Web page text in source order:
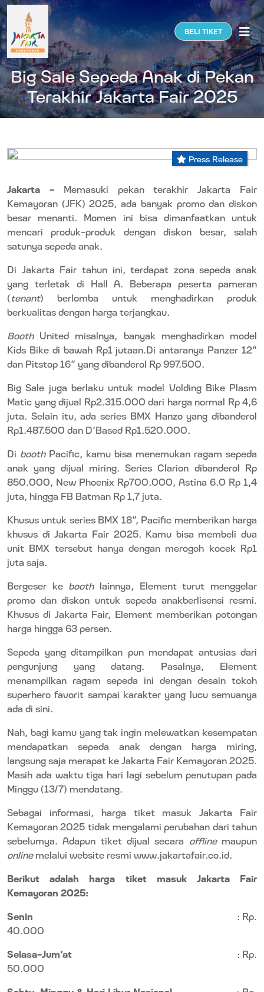
BELI TIKET
Big Sale Sepeda Anak di Pekan
Terakhir Jakarta Fair 2025
Press Release
Jakarta – Memasuki pekan terakhir Jakarta Fair
Kemayoran (JFK) 2025, ada banyak promo dan diskon
besar menanti. Momen ini bisa dimanfaatkan untuk
mencari produk-produk dengan diskon besar, salah
satunya sepeda anak.
Di Jakarta Fair tahun ini, terdapat zona sepeda anak
yang terletak di Hall A. Beberapa peserta pameran
(tenant) berlomba untuk menghadirkan produk
berkualitas dengan harga terjangkau.
BoothUnited misalnya, banyak menghadirkan model
Kids Bike di bawah Rp1 jutaan.Di antaranya Panzer 12”
dan Pitstop 16” yang dibanderol Rp 997.500.
Big Sale juga berlaku untuk model Volding Bike Plasm
Matic yang dijual Rp2.315.000 dari harga normal Rp 4,6
juta. Selain itu, ada series BMX Hanzo yang dibanderol
Rp1.487.500 dan D’Based Rp1.520.000.
Di boothPacific, kamu bisa menemukan ragam sepeda
anak yang dijual miring. Series Clarion dibanderol Rp
850.000, New Phoenix Rp700.000, Astina 6.0 Rp 1,4
juta, hingga FB Batman Rp 1,7 juta.
Khusus untuk series BMX 18”, Pacific memberikan harga
khusus di Jakarta Fair 2025. Kamu bisa membeli dua
unit BMX tersebut hanya dengan merogoh kocek Rp1
juta saja.
Bergeser ke booth lainnya, Element turut menggelar
promo dan diskon untuk sepeda anakberlisensi resmi.
Khusus di Jakarta Fair, Element memberikan potongan
harga hingga 63 persen.
Sepeda yang ditampilkan pun mendapat antusias dari
pengunjung yang datang. Pasalnya, Element
menampilkan ragam sepeda ini dengan desain tokoh
superhero favorit sampai karakter yang lucu semuanya
ada di sini.
Nah, bagi kamu yang tak ingin melewatkan kesempatan
mendapatkan sepeda anak dengan harga miring,
langsung saja merapat ke Jakarta Fair Kemayoran 2025.
Masih ada waktu tiga hari lagi sebelum penutupan pada
Minggu (13/7) mendatang.
Sebagai informasi, harga tiket masuk Jakarta Fair
Kemayoran 2025 tidak mengalami perubahan dari tahun
sebelumya. Adapun tiket dijual secara offline maupun
onlinemelalui website resmi www.jakartafair.co.id.
Berikut adalah harga tiket masuk Jakarta Fair
Kemayoran 2025:
Senin
: Rp.
40.000
Selasa-Jum’at
: Rp.
50.000